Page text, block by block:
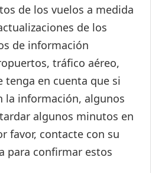
de los vuelos a medida
de los
de información
tráfico aéreo,
tenga en cuenta que si
la información, algunos
algunos minutos en
favor, contacte con su
para confirmar estos